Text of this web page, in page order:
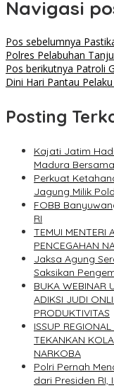
Navigasi
Pos sebelumnya
Polres Pelabuhan
Pos berikutnya Patroli
Dini Hari Pantau
Posting
Kajati Jatim
Madura
Perkuat
Jagung Milik
FOBB
RI
TEMUI MENTERI
PENCEGAHAN
Jaksa Agung
Saksikan
BUKA WEBINAR
ADIKSI JUDI
PRODUKTIVITAS
ISSUP
TEKANKAN
NARKOBA
Polri Pernah
dari Presiden RI,